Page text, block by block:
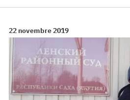
22 novembre 2019